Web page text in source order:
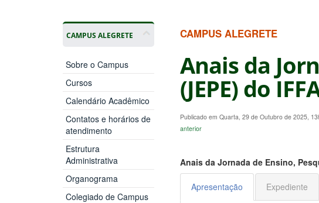
CAMPUS ALEGRETE
Sobre o Campus
Cursos
Calendário Acadêmico
Contatos e horários de
atendimento
Estrutura
Administrativa
Organograma
Colegiado de Campus
CAMPUS ALEGRETE
Anais da
(JEPE) do
Publicado em Quarta, 29 de Outubro de 2025,
anterior
Anais da Jornada de Ensino,
Apresentação Expediente